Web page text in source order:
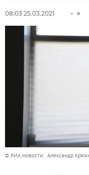
08:03 25.03.2021
© РИА Новости . Александр